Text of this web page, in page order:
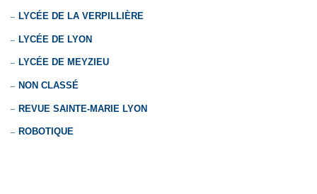
LYCÉE DE LA VERPILLIÈRE
LYCÉE DE LYON
LYCÉE DE MEYZIEU
NON CLASSÉ
REVUE SAINTE-MARIE LYON
ROBOTIQUE